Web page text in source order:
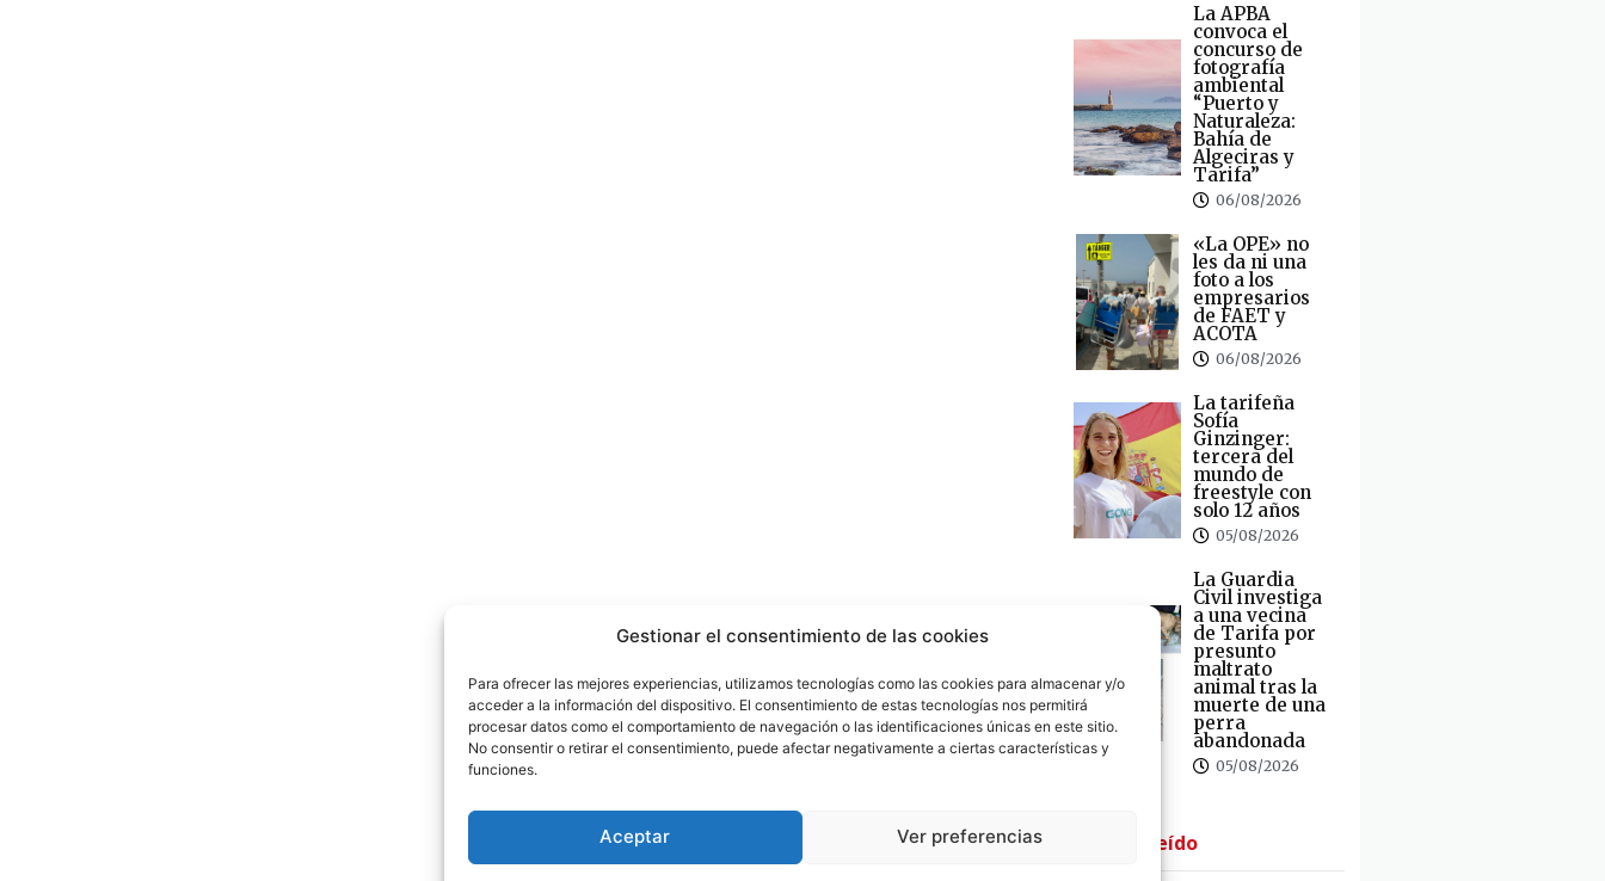
Gestionar el consentimiento de las cookies
Para ofrecer las mejores experiencias, utilizamos tecnologías como las cookies para almacenar y/o
acceder a la información del dispositivo. El consentimiento de estas tecnologías nos permitirá
procesar datos como el comportamiento de navegación o las identificaciones únicas en este sitio.
No consentir o retirar el consentimiento, puede afectar negativamente a ciertas características y
funciones.
Aceptar Ver preferencias
La APBA
convoca el
concurso de
fotografía
ambiental
“Puerto y
Naturaleza:
Bahía de
Algeciras y
Tarifa”
06/08/2026
«La OPE» no
les da ni una
foto a los
empresarios
de FAET y
ACOTA
06/08/2026
La tarifeña
Sofía
Ginzinger:
tercera del
mundo de
freestyle con
solo 12 años
05/08/2026
La Guardia
Civil investiga
a una vecina
de Tarifa por
presunto
maltrato
animal tras la
muerte de una
perra
abandonada
05/08/2026
· Lo + Leído